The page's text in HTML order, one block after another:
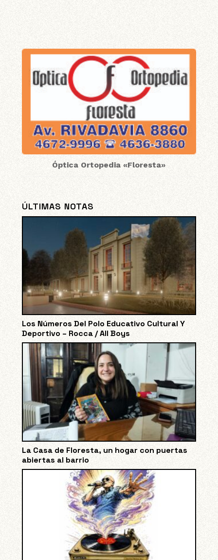
Óptica Ortopedia «Floresta»
ÚLTIMAS NOTAS
Los Números Del Polo Educativo Cultural Y
Deportivo – Rocca / All Boys
La Casa de Floresta, un hogar con puertas
abiertas al barrio